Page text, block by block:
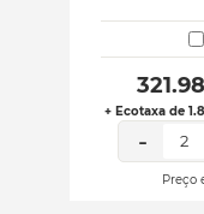
+ Ecotaxa de
- 2
Preço